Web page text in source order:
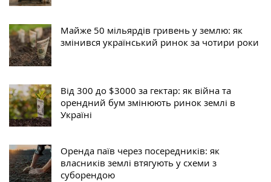
Майже 50 мільярдів гривень у землю: як
змінився український ринок за чотири роки
Від 300 до $3000 за гектар: як війна та
орендний бум змінюють ринок землі в
Україні
Оренда паїв через посередників: як
власників землі втягують у схеми з
суборендою